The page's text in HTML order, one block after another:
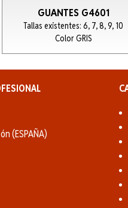
GUANTES G4601
Tallas existentes: 6, 7, 8, 9, 10
Color GRIS
(ESPAÑA)